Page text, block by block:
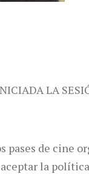
LA
de cine
la